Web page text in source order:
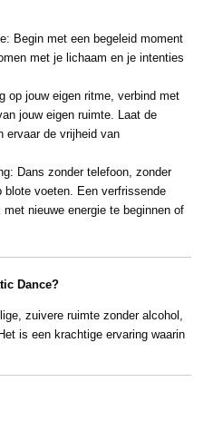
Begin met een begeleid moment
met je lichaam en je intenties
op jouw eigen ritme, verbind met
jouw eigen ruimte. Laat de
ervaar de vrijheid van
Dans zonder telefoon, zonder
blote voeten. Een verfrissende
nieuwe energie te beginnen of
Dance?
zuivere ruimte zonder alcohol,
is een krachtige ervaring waarin